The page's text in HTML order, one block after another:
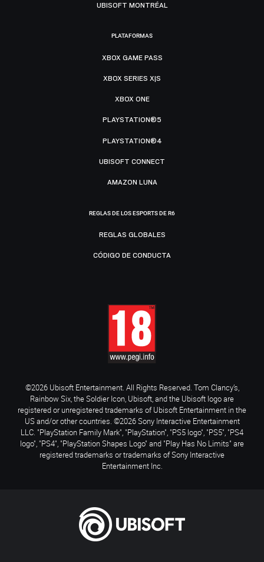
UBISOFT MONTRÉAL
PLATAFORMAS
XBOX GAME PASS
XBOX SERIES X|S
XBOX ONE
PLAYSTATION®5
PLAYSTATION®4
UBISOFT CONNECT
AMAZON LUNA
REGLAS DE LOS ESPORTS DE R6
REGLAS GLOBALES
CÓDIGO DE CONDUCTA
©2026 Ubisoft Entertainment. All Rights Reserved. Tom Clancy’s,
Rainbow Six, the Soldier Icon, Ubisoft, and the Ubisoft logo are
registered or unregistered trademarks of Ubisoft Entertainment in the
US and/or other countries. ©2026 Sony Interactive Entertainment
LLC. "PlayStation Family Mark", "PlayStation", "PS5 logo", "PS5", "PS4
logo", "PS4", "PlayStation Shapes Logo" and "Play Has No Limits" are
registered trademarks or trademarks of Sony Interactive
Entertainment Inc.